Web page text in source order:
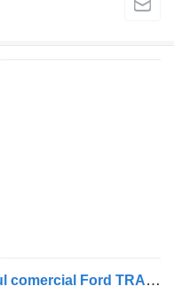
Far 6C11-13W029 pentru vehicul comercial Ford TRANSIT Caixa (FA_ _) | 06 - 14